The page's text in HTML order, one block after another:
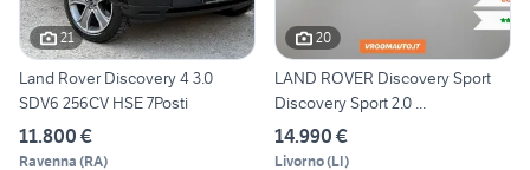
21
Land Rover Discovery 4 3.0
SDV6 256CV HSE 7Posti
11.800 €
Ravenna (RA)
20
LAND ROVER Discovery Sport
Discovery Sport 2.0 ...
14.990 €
Livorno(LI)